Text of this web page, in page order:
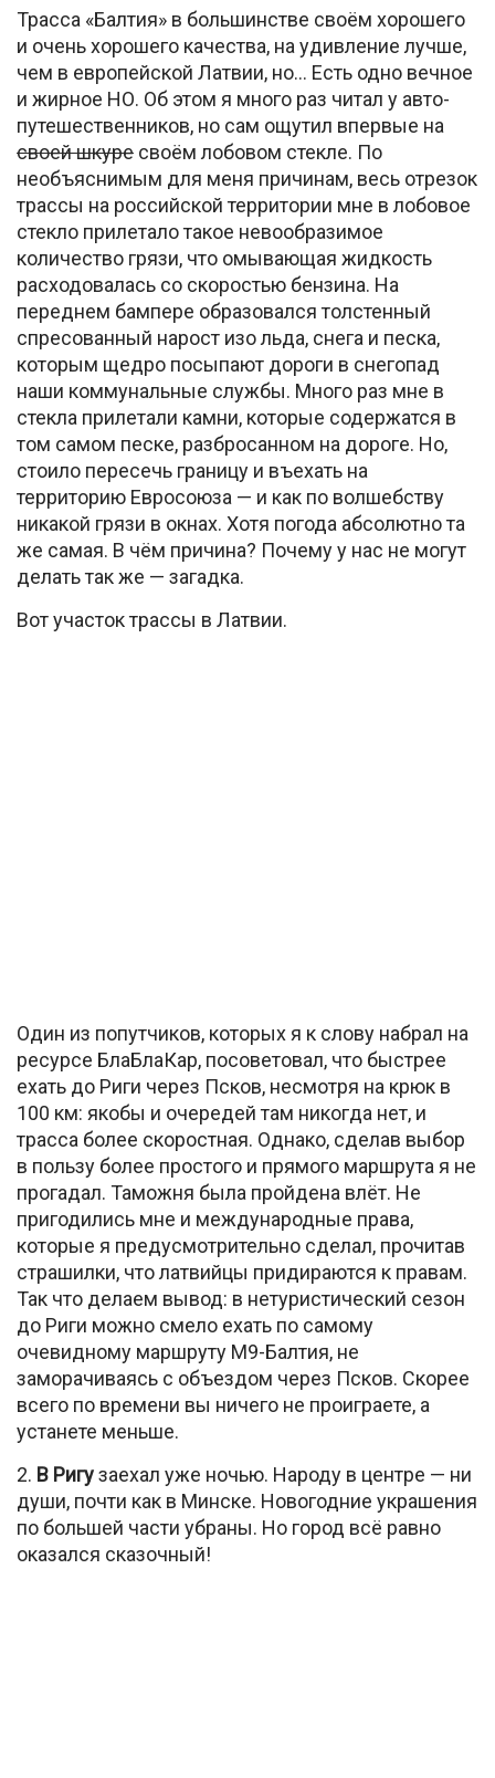
Трасса «Балтия» в большинстве своём хорошего
и очень хорошего качества, на удивление лучше,
чем в европейской Латвии, но… Есть одно вечное
и жирное НО. Об этом я много раз читал у авто-
путешественников, но сам ощутил впервые на
своей шкуре своём лобовом стекле. По
необъяснимым для меня причинам, весь отрезок
трассы на российской территории мне в лобовое
стекло прилетало такое невообразимое
количество грязи, что омывающая жидкость
расходовалась со скоростью бензина. На
переднем бампере образовался толстенный
спресованный нарост изо льда, снега и песка,
которым щедро посыпают дороги в снегопад
наши коммунальные службы. Много раз мне в
стекла прилетали камни, которые содержатся в
том самом песке, разбросанном на дороге. Но,
стоило пересечь границу и въехать на
территорию Евросоюза — и как по волшебству
никакой грязи в окнах. Хотя погода абсолютно та
же самая. В чём причина? Почему у нас не могут
делать так же — загадка.
Вот участок трассы в Латвии.
Один из попутчиков, которых я к слову набрал на
ресурсе БлаБлаКар, посоветовал, что быстрее
ехать до Риги через Псков, несмотря на крюк в
100 км: якобы и очередей там никогда нет, и
трасса более скоростная. Однако, сделав выбор
в пользу более простого и прямого маршрута я не
прогадал. Таможня была пройдена влёт. Не
пригодились мне и международные права,
которые я предусмотрительно сделал, прочитав
страшилки, что латвийцы придираются к правам.
Так что делаем вывод: в нетуристический сезон
до Риги можно смело ехать по самому
очевидному маршруту М9-Балтия, не
заморачиваясь с объездом через Псков. Скорее
всего по времени вы ничего не проиграете, а
устанете меньше.
2. В Ригузаехал уже ночью. Народу в центре — ни
души, почти как в Минске. Новогодние украшения
по большей части убраны. Но город всё равно
оказался сказочный!